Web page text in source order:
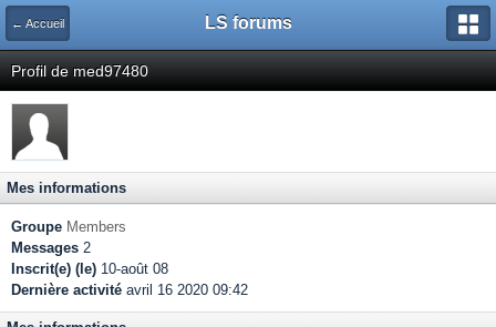
← Accueil LS forums
Profil de med97480
Mes informations
Groupe Members
Messages 2
Inscrit(e) (le) 10-août 08
Dernière activité avril 16 2020 09:42